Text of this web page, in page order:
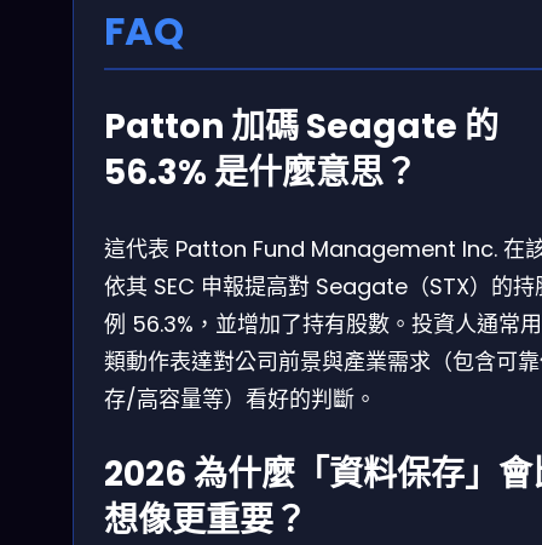
FAQ
Patton 加碼 Seagate 的
56.3% 是什麼意思？
這代表 Patton Fund Management Inc. 在
依其 SEC 申報提高對 Seagate（STX）的持
例 56.3%，並增加了持有股數。投資人通常
類動作表達對公司前景與產業需求（包含可
存/高容量等）看好的判斷。
2026 為什麼「資料保存」會
想像更重要？